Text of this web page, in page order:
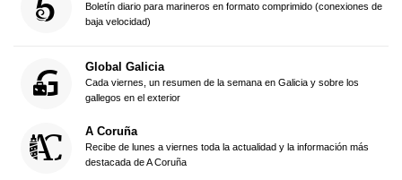
Boletín diario para marineros en formato comprimido (conexiones de
baja velocidad)
Global Galicia
Cada viernes, un resumen de la semana en Galicia y sobre los
gallegos en el exterior
A Coruña
Recibe de lunes a viernes toda la actualidad y la información más
destacada de A Coruña